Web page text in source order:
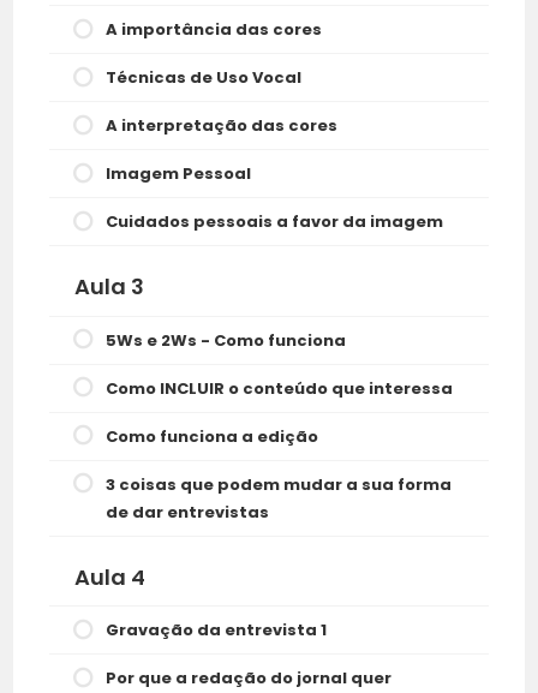
A importância das cores
Técnicas de Uso Vocal
A interpretação das cores
Imagem Pessoal
Cuidados pessoais a favor da imagem
Aula 3
5Ws e 2Ws - Como funciona
Como INCLUIR o conteúdo que interessa
Como funciona a edição
3 coisas que podem mudar a sua forma
de dar entrevistas
Aula 4
Gravação da entrevista 1
Por que a redação do jornal quer